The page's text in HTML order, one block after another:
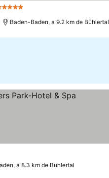
Estrelas
Baden-Baden, a 9.2 km de Bühlertal
a 8.3 km de Bühlertal